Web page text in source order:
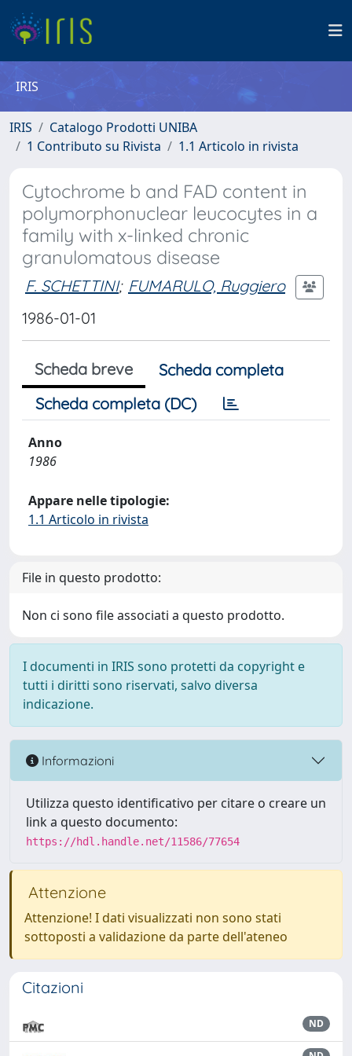
IRIS
IRIS
Catalogo Prodotti UNIBA
1 Contributo su Rivista
1.1 Articolo in rivista
Cytochrome b and FAD content in
polymorphonuclear leucocytes in a
family with x-linked chronic
granulomatous disease
F. SCHETTINI; FUMARULO, Ruggiero
1986-01-01
Scheda breve
Scheda completa
Scheda completa (DC)
Anno
1986
Appare nelle tipologie:
1.1 Articolo in rivista
File in questo prodotto:
Non ci sono file associati a questo prodotto.
I documenti in IRIS sono protetti da copyright e
tutti i diritti sono riservati, salvo diversa
indicazione.
Informazioni
Utilizza questo identificativo per citare o creare un
link a questo documento:
https://hdl.handle.net/11586/77654
Attenzione
Attenzione! I dati visualizzati non sono stati
sottoposti a validazione da parte dell'ateneo
Citazioni
ND